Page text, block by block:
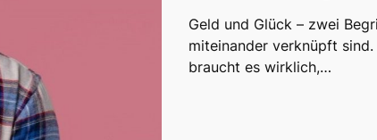
Geld und Glück – zwei
miteinander verknüpft
braucht es wirklich,…